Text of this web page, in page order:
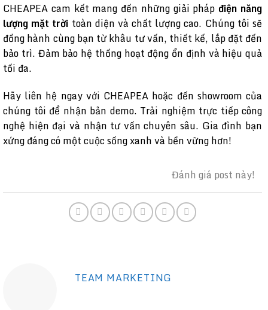
CHEAPEA cam kết mang đến những giải pháp điện năng
lượng mặt trời toàn diện và chất lượng cao. Chúng tôi sẽ
đồng hành cùng bạn từ khâu tư vấn, thiết kế, lắp đặt đến
bảo trì. Đảm bảo hệ thống hoạt động ổn định và hiệu quả
tối đa.
Hãy liên hệ ngay với CHEAPEA hoặc đến showroom của
chúng tôi để nhận bản demo. Trải nghiệm trực tiếp công
nghệ hiện đại và nhận tư vấn chuyên sâu. Gia đình bạn
xứng đáng có một cuộc sống xanh và bền vững hơn!
Đánh giá post này!
TEAM MARKETING